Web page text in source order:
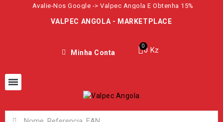
Avalie-Nos Google -> Valpec Angola E Obtenha 15%
VALPEC ANGOLA - MARKETPLACE
Minha Conta 0 Kz